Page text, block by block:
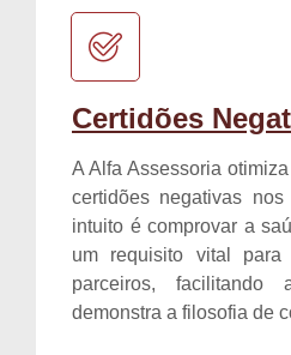
Certidões
A Alfa Assessoria
certidões negativas
intuito é comprovar a
um requisito vital para
parceiros,
demonstra a filosofia de